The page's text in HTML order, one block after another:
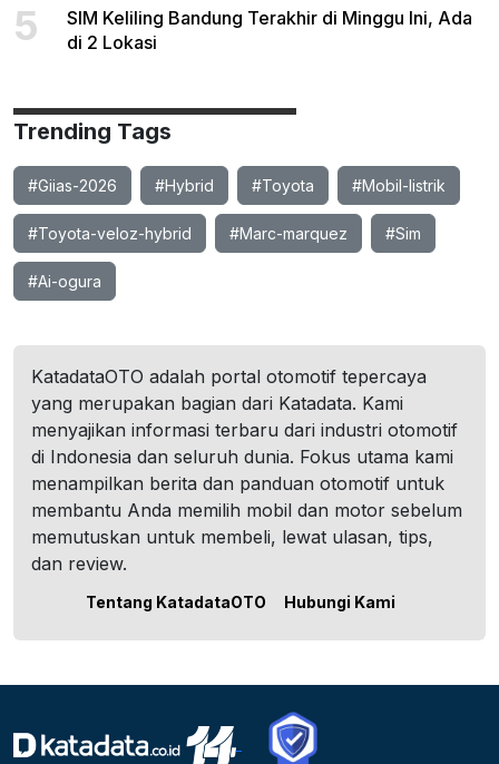
5
SIM Keliling Bandung Terakhir di Minggu Ini, Ada
di 2 Lokasi
Trending Tags
#Giias-2026 #Hybrid #Toyota #Mobil-listrik
#Toyota-veloz-hybrid #Marc-marquez #Sim
#Ai-ogura
KatadataOTO adalah portal otomotif tepercaya
yang merupakan bagian dari Katadata. Kami
menyajikan informasi terbaru dari industri otomotif
di Indonesia dan seluruh dunia. Fokus utama kami
menampilkan berita dan panduan otomotif untuk
membantu Anda memilih mobil dan motor sebelum
memutuskan untuk membeli, lewat ulasan, tips,
dan review.
Tentang KatadataOTO Hubungi Kami